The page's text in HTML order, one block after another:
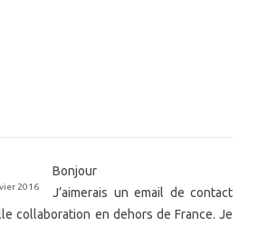
2016
Bonjour
J’aimerais un email de contact
collaboration en dehors de France. Je